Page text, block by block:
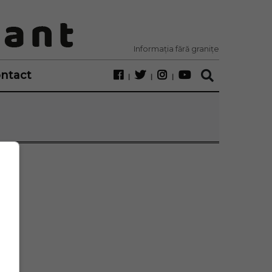
Informația fără granițe